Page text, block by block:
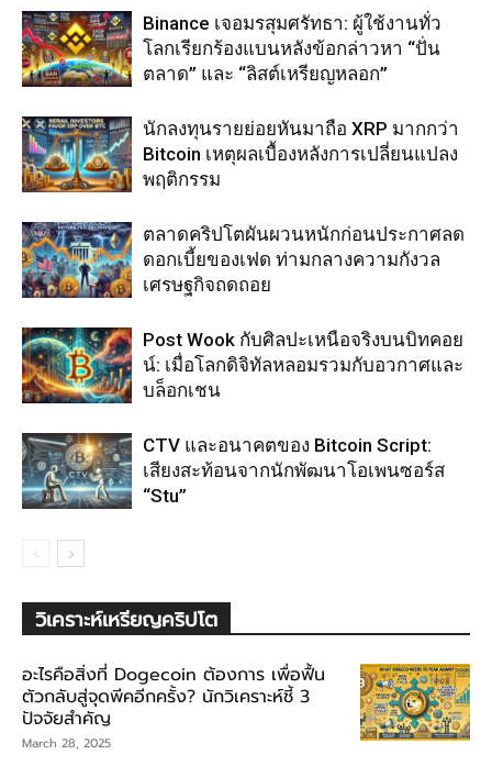
Binance เจอมรสุมศรัทธา: ผู้ใช้งานทั่ว
โลกเรียกร้องแบนหลังข้อกล่าวหา “ปั่น
ตลาด” และ “ลิสต์เหรียญหลอก”
นักลงทุนรายย่อยหันมาถือ XRP มากกว่า
Bitcoin เหตุผลเบื้องหลังการเปลี่ยนแปลง
พฤติกรรม
ตลาดคริปโตผันผวนหนักก่อนประกาศลด
ดอกเบี้ยของเฟด ท่ามกลางความกังวล
เศรษฐกิจถดถอย
Post Wook กับศิลปะเหนือจริงบนบิทคอย
น์: เมื่อโลกดิจิทัลหลอมรวมกับอวกาศและ
บล็อกเชน
CTV และอนาคตของ Bitcoin Script:
เสียงสะท้อนจากนักพัฒนาโอเพนซอร์ส
“Stu”
วิเคราะห์เหรียญคริปโต
อะไรคือสิ่งที่ Dogecoin ต้องการ เพื่อฟื้น
ตัวกลับสู่จุดพีคอีกครั้ง? นักวิเคราะห์ชี้ 3
ปัจจัยสำคัญ
March 28, 2025